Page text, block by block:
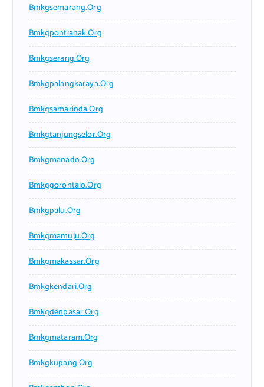
Bmkgsemarang.org
Bmkgpontianak.org
Bmkgserang.org
Bmkgpalangkaraya.org
Bmkgsamarinda.org
Bmkgtanjungselor.org
Bmkgmanado.org
Bmkggorontalo.org
Bmkgpalu.org
Bmkgmamuju.org
Bmkgmakassar.org
Bmkgkendari.org
Bmkgdenpasar.org
Bmkgmataram.org
Bmkgkupang.org